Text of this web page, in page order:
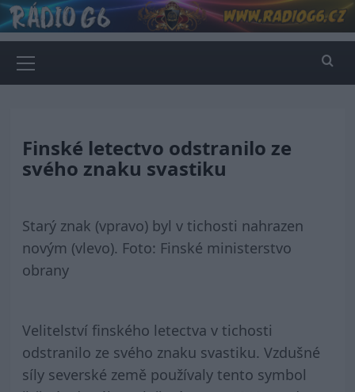
Skip
to
content
Menu
Finské letectvo odstranilo ze
svého znaku svastiku
Starý znak (vpravo) byl v tichosti nahrazen
novým (vlevo). Foto: Finské ministerstvo
obrany
Velitelství finského letectva v tichosti
odstranilo ze svého znaku svastiku. Vzdušné
síly severské země používaly tento symbol